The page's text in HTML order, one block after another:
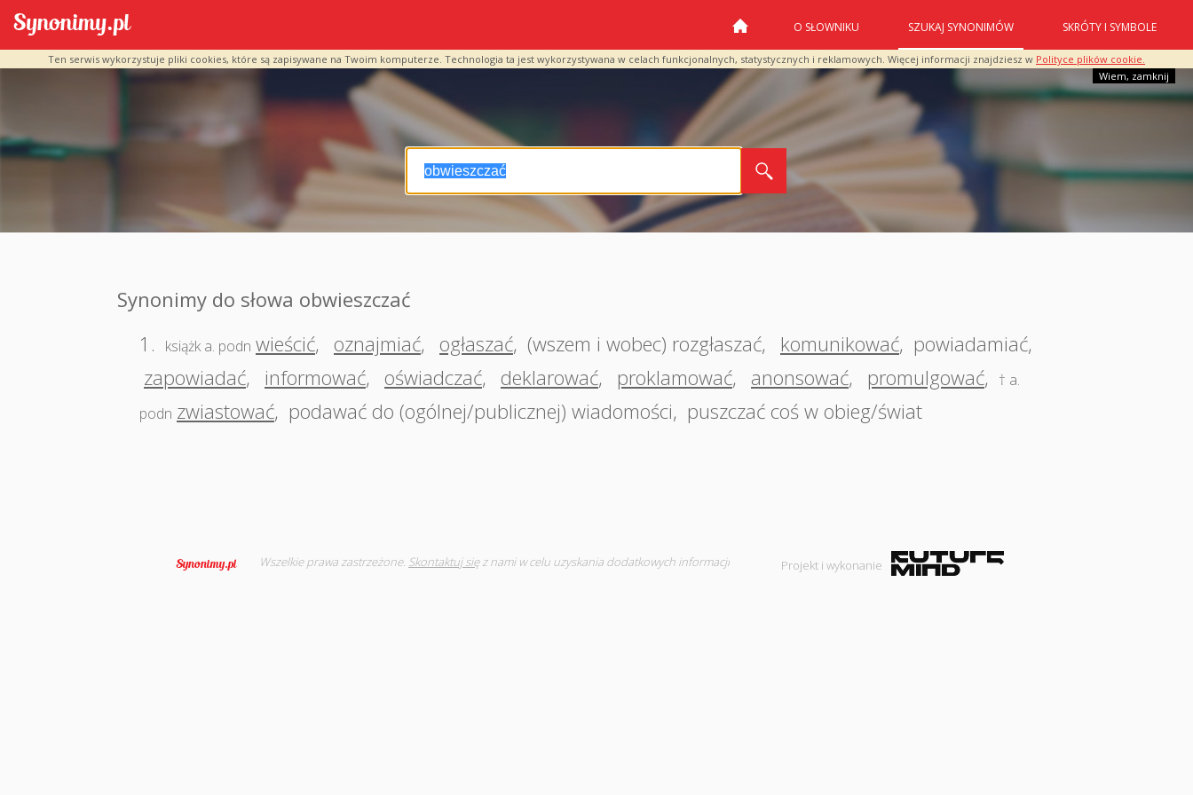
Ten serwis wykorzystuje pliki cookies, które są zapisywane na Twoim komputerze. Technologia ta jest wykorzystywana w celach funkcjonalnych, statystycznych i reklamowych. Więcej informacji znajdziesz w Polityce plików cookie.
Wiem, zamknij
O SŁOWNIKU SZUKAJ SYNONIMÓW SKRÓTY I SYMBOLE
Synonimy do słowa obwieszczać
1.
książk a. podn wieścić, oznajmiać, ogłaszać, (wszem i wobec) rozgłaszać, komunikować, powiadamiać,
zapowiadać, informować, oświadczać, deklarować, proklamować, anonsować, promulgować,
† a.
podn zwiastować, podawać do (ogólnej/publicznej) wiadomości, puszczać coś w obieg/świat
Wszelkie prawa zastrzeżone. Skontaktuj sięz nami w celu uzyskania dodatkowych informacji Projekt i wykonanie